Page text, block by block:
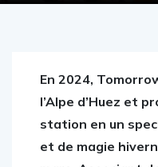
En 2024,
l’Alpe d’Huez et
station en un
et de magie